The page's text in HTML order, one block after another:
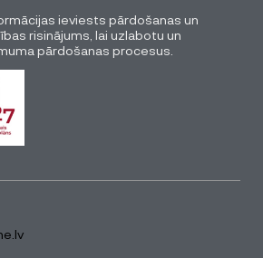
ieviests pārdošanas un
risinājums, lai uzlabotu un
pārdošanas procesus.